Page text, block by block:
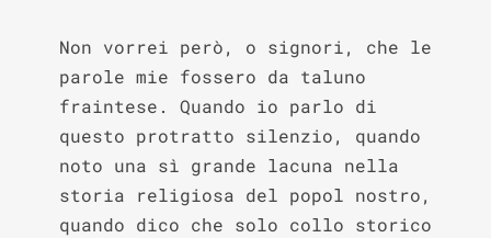
Non vorrei però, o signori, che le
parole mie fossero da taluno
fraintese. Quando io parlo di
questo protratto silenzio, quando
noto una sì grande lacuna nella
storia religiosa del popol nostro,
quando dico che solo collo storico